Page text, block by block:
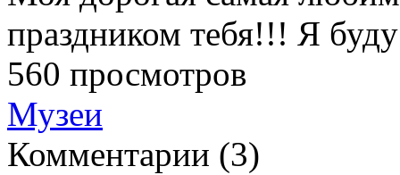
праздником тебя!!! Я
560 просмотров
Музеи
Комментарии (3)